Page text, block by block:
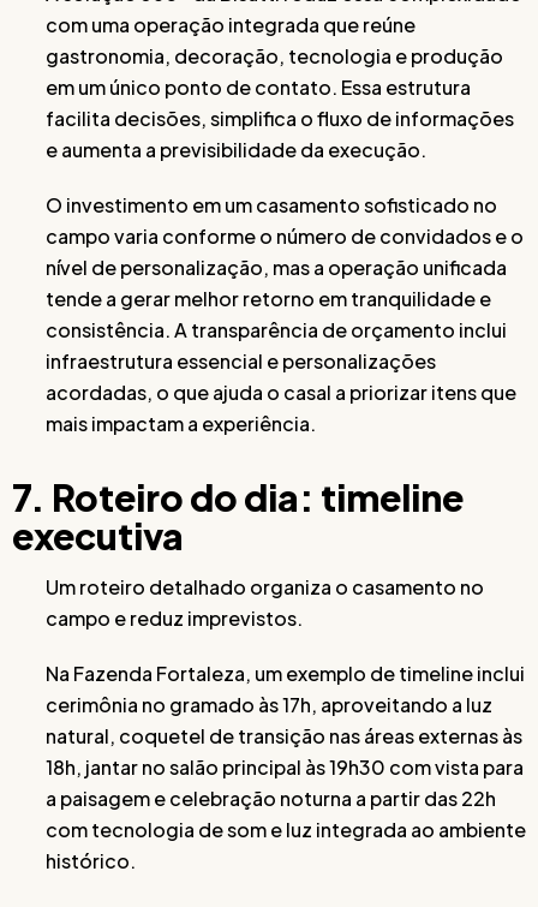
com uma operação integrada que reúne
gastronomia, decoração, tecnologia e produção
em um único ponto de contato. Essa estrutura
facilita decisões, simplifica o fluxo de informações
e aumenta a previsibilidade da execução.
O investimento em um casamento sofisticado no
campo varia conforme o número de convidados e o
nível de personalização, mas a operação unificada
tende a gerar melhor retorno em tranquilidade e
consistência. A transparência de orçamento inclui
infraestrutura essencial e personalizações
acordadas, o que ajuda o casal a priorizar itens que
mais impactam a experiência.
7. Roteiro do dia: timeline
executiva
Um roteiro detalhado organiza o casamento no
campo e reduz imprevistos.
Na Fazenda Fortaleza, um exemplo de timeline inclui
cerimônia no gramado às 17h, aproveitando a luz
natural, coquetel de transição nas áreas externas às
18h, jantar no salão principal às 19h30 com vista para
a paisagem e celebração noturna a partir das 22h
com tecnologia de som e luz integrada ao ambiente
histórico.